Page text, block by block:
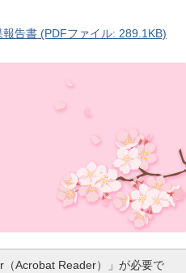
告書 (PDFファイル: 289.1KB)
Acrobat Reader）」が必要で